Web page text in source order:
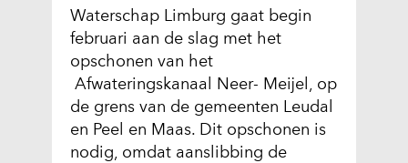
Waterschap Limburg gaat begin
februari aan de slag met het
opschonen van het
Afwateringskanaal Neer- Meijel, op
de grens van de gemeenten Leudal
en Peel en Maas. Dit opschonen is
nodig, omdat aanslibbing de